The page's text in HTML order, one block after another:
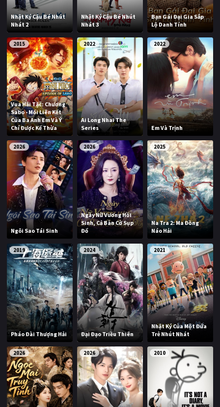
Nhật Ký Cậu Bé Nhút
Nhát 2
Nhật Ký Cậu Bé Nhút
Nhát 3
Bạn Gái Đại Gia Sắp
Lộ Danh Tính
2015
Vua Hải Tặc: Chương
Sabo - Mối Liên Kết
Của Ba Anh Em Và Ý
Chí Được Kế Thừa
2022
Ai Long Nhai The
Series
2022
Em Và Trịnh
2026
Ngôi Sao Tái Sinh
2026
Ngày Nữ Vương Hồi
Sinh, Cả Bàn Cờ Sụp
Đổ
2025
Na Tra 2: Ma Đồng
Náo Hải
2019
Pháo Đài Thượng Hải
2024
Đại Đạo Triều Thiên
2021
Nhật Ký Của Một Đứa
Trẻ Nhút Nhát
2026 2026 2010